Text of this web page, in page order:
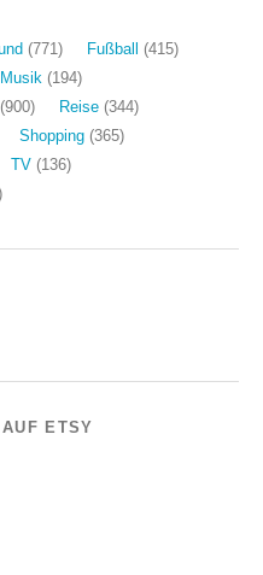
(771) Fußball
(415)
Musik (194)
(900) Reise (344)
Shopping (365)
TV (136)
ETSY